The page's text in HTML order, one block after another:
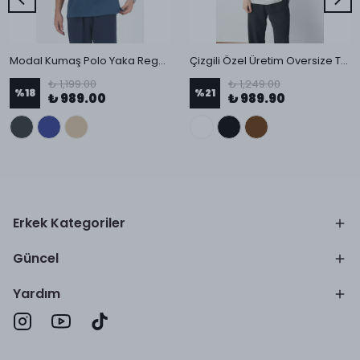
Modal Kumaş Polo Yaka Regular T-Shirt
%18
₺ 1,199.00
₺ 989.00
Çizgili Özel Üretim Oversize T-Shirt
%21
₺ 1,249.00
₺ 989.90
Erkek Kategoriler
Güncel
Yardım